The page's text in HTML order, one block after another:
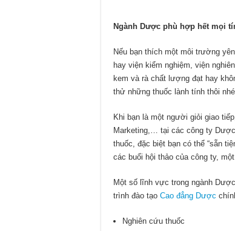
Ngành Dược phù hợp hết mọi
Nếu bạn thích một môi trường
hay viện kiểm nghiệm, viện
kem và rà chất lượng đạt hay
thử những thuốc lành tính thôi
Khi bạn là một người giỏi giao
Marketing,… tại các công ty
thuốc, đặc biệt bạn có thể “sẵn
các buổi hội thảo của công ty,
Một số lĩnh vực trong ngành
trình đào tạo Cao đẳng Dược
Nghiên cứu thuốc